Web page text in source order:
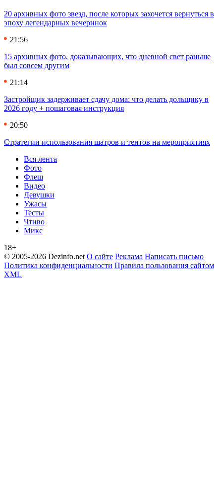
20 архивных фото звезд, после которых захочется вернуться в
эпоху легендарных вечеринок
21:56
15 архивных фото, доказывающих, что дневной свет раньше
был совсем другим
21:14
Застройщик задерживает сдачу дома: что делать дольщику в
2026 году + пошаговая инструкция
20:50
Стратегии использования шатров и тентов на мероприятиях
Вся лента
Фото
Флеш
Видео
Девушки
Ужасы
Тесты
Чтиво
Микс
18+
© 2005-2026 Dezinfo.net О сайте Реклама Написать письмо
Политика конфиденциальности Правила пользования сайтом
XML